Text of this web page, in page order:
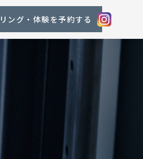
ング・体験を予約する